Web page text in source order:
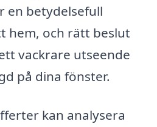
en betydelsefull
hem, och rätt beslut
vackrare utseende
på dina fönster.
kan analysera